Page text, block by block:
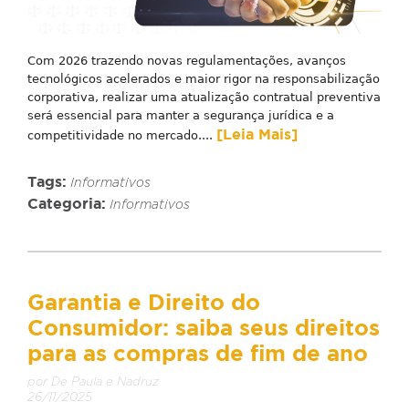
Com 2026 trazendo novas regulamentações, avanços
tecnológicos acelerados e maior rigor na responsabilização
corporativa, realizar uma atualização contratual preventiva
será essencial para manter a segurança jurídica e a
competitividade no mercado.... [Leia Mais]
Tags: Informativos
Categoria: Informativos
Garantia e Direito do
Consumidor: saiba seus direitos
para as compras de fim de ano
por De Paula e Nadruz
26/11/2025